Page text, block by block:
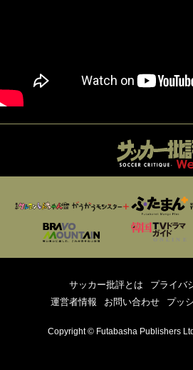
サッカー批評とは
プライバ
運営者情報
お問い合わせ プッ
Copyright © Futabasha Publishers